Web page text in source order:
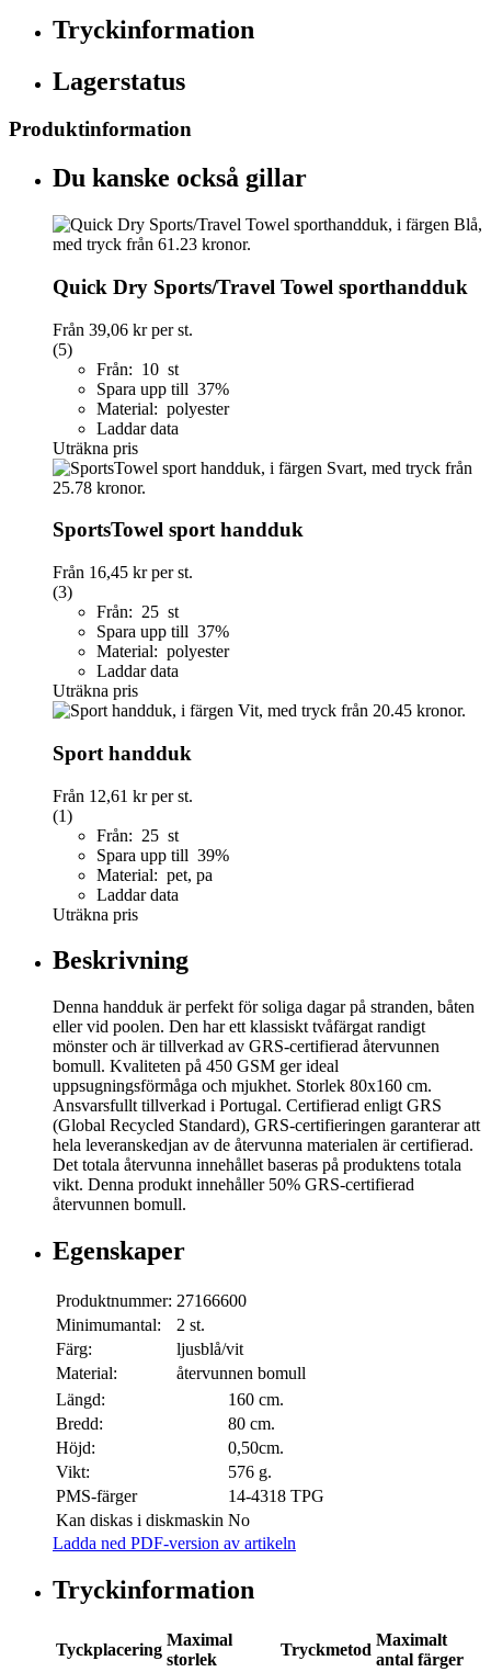
Tryckinformation
Lagerstatus
Produktinformation
Du kanske också gillar
Quick Dry Sports/Travel Towel sporthandduk
Från 39,06 krper st.
(5)
Från: 10 st
Spara upp till 37%
Material: polyester
Laddar data
Uträkna pris
SportsTowel sport handduk
Från 16,45 krper st.
(3)
Från: 25 st
Spara upp till 37%
Material: polyester
Laddar data
Uträkna pris
Sport handduk
Från 12,61 krper st.
(1)
Från: 25 st
Spara upp till 39%
Material: pet, pa
Laddar data
Uträkna pris
Beskrivning
Denna handduk är perfekt för soliga dagar på stranden, båten
eller vid poolen. Den har ett klassiskt tvåfärgat randigt
mönster och är tillverkad av GRS-certifierad återvunnen
bomull. Kvaliteten på 450 GSM ger ideal
uppsugningsförmåga och mjukhet. Storlek 80x160 cm.
Ansvarsfullt tillverkad i Portugal. Certifierad enligt GRS
(Global Recycled Standard), GRS-certifieringen garanterar att
hela leveranskedjan av de återvunna materialen är certifierad.
Det totala återvunna innehållet baseras på produktens totala
vikt. Denna produkt innehåller 50% GRS-certifierad
återvunnen bomull.
Egenskaper
Produktnummer: 27166600
Minimumantal:
2 st.
Färg:
ljusblå/vit
Material:
återvunnen bomull
Längd:
160 cm.
Bredd:
80 cm.
Höjd:
0,50cm.
Vikt:
576 g.
PMS-färger
14-4318 TPG
Kan diskas i diskmaskin No
Ladda ned PDF-version av artikeln
Tryckinformation
Tyckplacering
Maximal
storlek
Tryckmetod
Maximalt
antal färger